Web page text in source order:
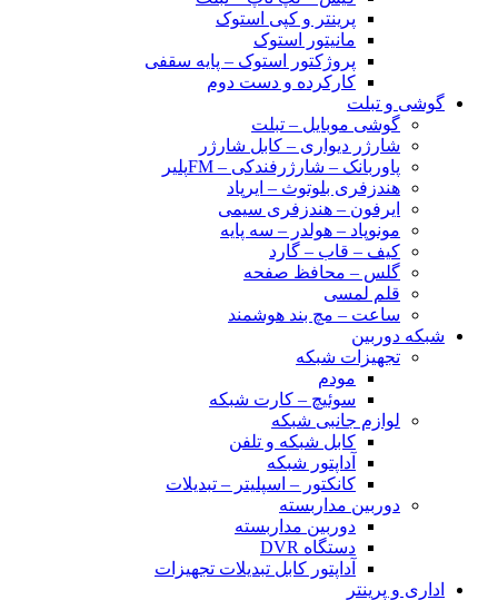
پرینتر و کپی استوک
مانیتور استوک
پروژکتور استوک – پایه سقفی
کارکرده و دست دوم
گوشی و تبلت
گوشی موبایل – تبلت
شارژر دیواری – کابل شارژر
پاوربانک – شارژرفندکی – FMپلیر
هندزفری بلوتوث – ایرپاد
ایرفون – هندزفری سیمی
مونوپاد – هولدر – سه پایه
کیف – قاب – گارد
گلس – محافظ صفحه
قلم لمسی
ساعت – مچ بند هوشمند
شبکه دوربین
تجهیزات شبکه
مودم
سوئیچ – کارت شبکه
لوازم جانبی شبکه
کابل شبکه و تلفن
آداپتور شبکه
کانکتور – اسپلیتر – تبدیلات
دوربین مداربسته
دوربین مداربسته
دستگاه DVR
آداپتور کابل تبدیلات تجهیزات
اداری و پرینتر